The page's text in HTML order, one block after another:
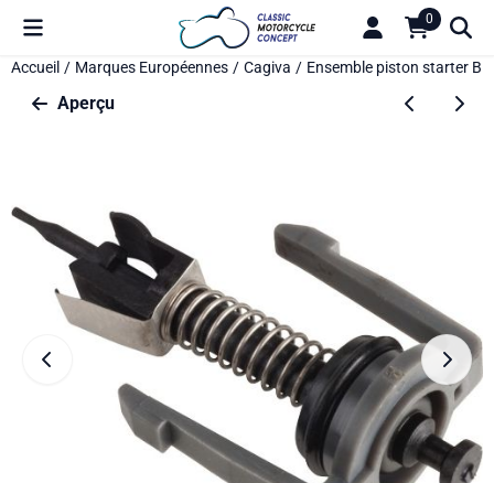
Préférences de cookies disponibles. Choisissez les paramètres
0
Accueil / Marques Européennes / Cagiva / Ensemble piston starter
Aperçu